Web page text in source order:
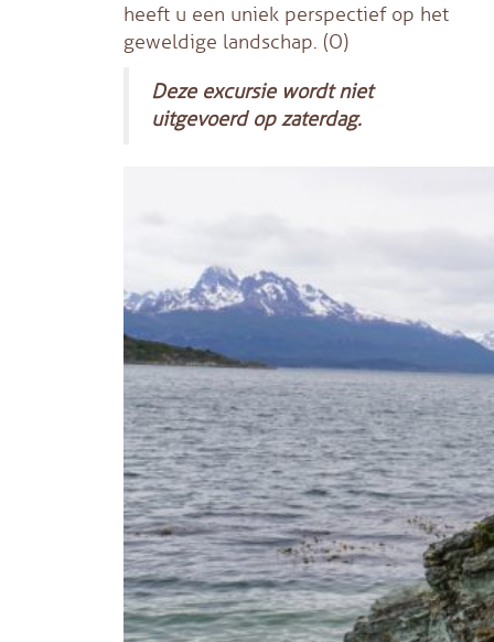
heeft u een uniek perspectief op het
geweldige landschap. (O)
Deze excursie wordt niet
uitgevoerd op zaterdag.